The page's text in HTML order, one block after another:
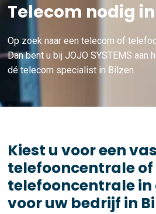
Telecom nodig
Op zoek naar een telecom of
Dan bent u bij JOJO SYSTEMS aan
dé telecom specialist in Bilzen.
Kiest u voor een
telefooncentrale of
telefooncentrale in
voor uw bedrijf in